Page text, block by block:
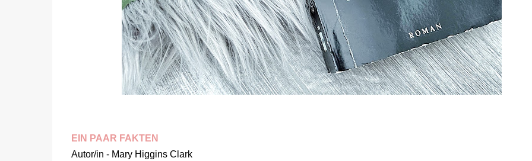
EIN PAAR FAKTEN
Autor/in - Mary Higgins Clark